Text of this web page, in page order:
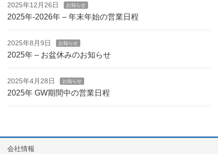
2025年12月26日 お知らせ
2025年-2026年 – 年末年始の営業日程
2025年8月9日 お知らせ
2025年 – お盆休みのお知らせ
2025年4月28日 お知らせ
2025年 GW期間中の営業日程
会社情報